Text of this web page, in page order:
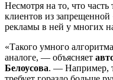
Несмотря на то, что
клиентов из
рекламы в ней у многих
«Такого умного
аналоге, — объясняет
Белоусова. — Например,